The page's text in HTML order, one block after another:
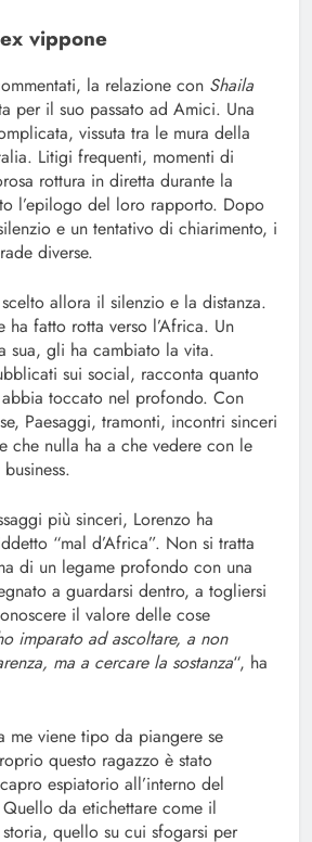
vippone
la relazione con Shaila
per il suo passato ad Amici. Una
vissuta tra le mura della
Litigi frequenti, momenti di
rottura in diretta durante la
l’epilogo del loro rapporto. Dopo
e un tentativo di chiarimento, i
diverse.
allora il silenzio e la distanza.
ha fatto rotta verso l’Africa. Un
sua, gli ha cambiato la vita.
sui social, racconta quanto
abbia toccato nel profondo. Con
Paesaggi, tramonti, incontri sinceri
che nulla ha a che vedere con le
più sinceri, Lorenzo ha
“mal d’Africa”. Non si tratta
di un legame profondo con una
a guardarsi dentro, a togliersi
il valore delle cose
imparato ad ascoltare, a non
ma a cercare la sostanza“, ha
me viene tipo da piangere se
questo ragazzo è stato
espiatorio all’interno del
da etichettare come il
quello su cui sfogarsi per